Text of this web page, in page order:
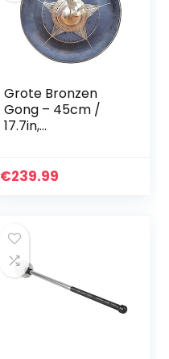
Grote Bronzen
Gong – 45cm /
17.7in,
traditionele
€239.99